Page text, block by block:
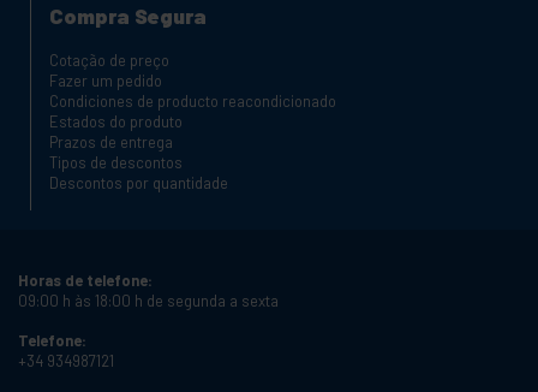
Compra Segura
Cotação de preço
Fazer um pedido
Condiciones de producto reacondicionado
Estados do produto
Prazos de entrega
Tipos de descontos
Descontos por quantidade
Horas de telefone:
09:00 h às 18:00 h de segunda a sexta
Telefone:
+34 934987121